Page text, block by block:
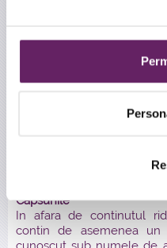
Este bine cunoscut faptul
acnee, deoarece atunci
din corp suficient de
toxinele, lucru care se
de aparitie a nesuferitelor
Capsunile
In afara de continutul
contin de asemenea un